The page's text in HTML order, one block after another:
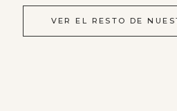
VER EL RESTO DE